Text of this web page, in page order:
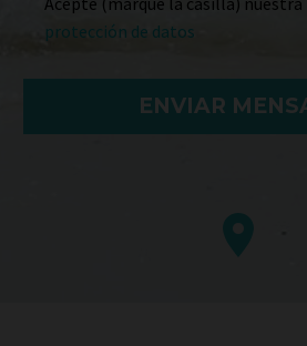
protección de datos

